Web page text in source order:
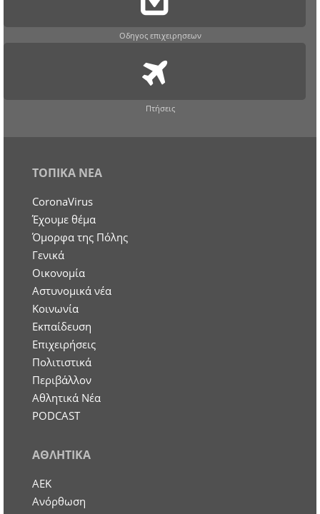
Οδηγος επιχειρησεων
Πτήσεις
ΤΟΠΙΚΑ ΝΕΑ
CoronaVirus
Έχουμε θέμα
Όμορφα της Πόλης
Γενικά
Οικονομία
Aστυνομικά νέα
Κοινωνία
Εκπαίδευση
Επιχειρήσεις
Πολιτιστικά
Περιβάλλον
Αθλητικά Νέα
PODCAST
ΑΘΛΗΤΙΚΑ
ΑΕΚ
Ανόρθωση